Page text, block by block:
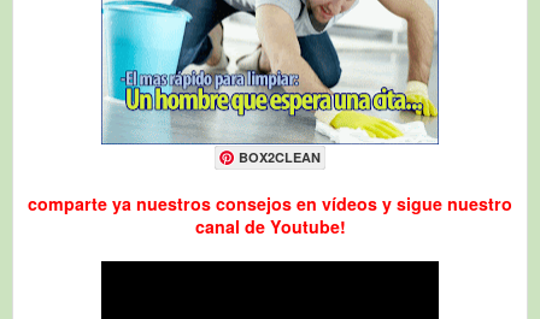
BOX2CLEAN
comparte ya nuestros consejos en vídeos y sigue nuestro
canal de Youtube!